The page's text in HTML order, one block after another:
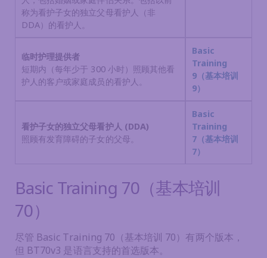
称为看护子女的独立父母看护人（非
DDA）的看护人。
临时护理提供者
短期内（每年少于 300 小时）照顾其他看
护人的客户或家庭成员的看护人。
Basic
Training
9（基本培训
9）
看护子女的独立父母看护人 (DDA)
照顾有发育障碍的子女的父母。
Basic
Training
7（基本培训
7）
Basic Training 70（基本培训
70）
尽管 Basic Training 70（基本培训 70）有两个版本，
但 BT70v3 是语言支持的首选版本。